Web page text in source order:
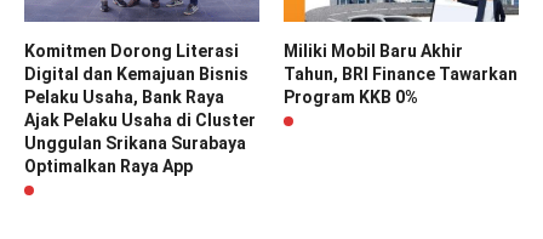
Komitmen Dorong Literasi
Digital dan Kemajuan Bisnis
Pelaku Usaha, Bank Raya
Ajak Pelaku Usaha di Cluster
Unggulan Srikana Surabaya
Optimalkan Raya App
Miliki Mobil Baru Akhir
Tahun, BRI Finance Tawarkan
Program KKB 0%